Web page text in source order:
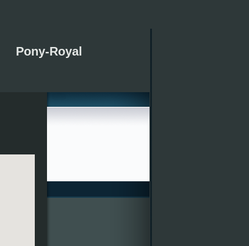
Pony-Royal